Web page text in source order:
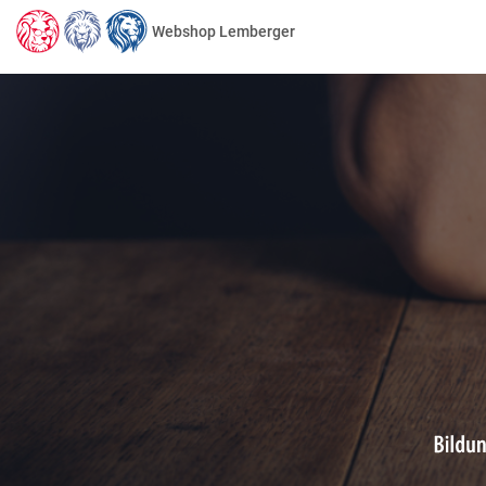
Webshop Lemberger